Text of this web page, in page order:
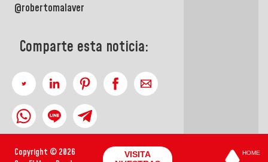
@robertomalaver
Comparte esta noticia:
Copyright © 2026
VISITA
HOME